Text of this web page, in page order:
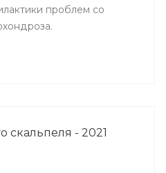
проблем со
скальпеля - 2021